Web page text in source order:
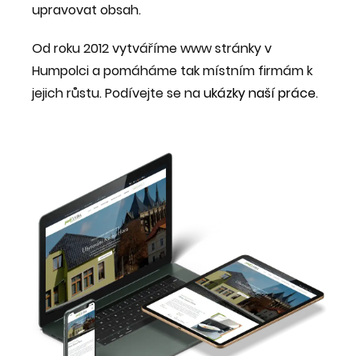
upravovat obsah.
Od roku 2012 vytváříme www stránky v
Humpolci a pomáháme tak místním firmám k
jejich růstu. Podívejte se naukázky naší práce.